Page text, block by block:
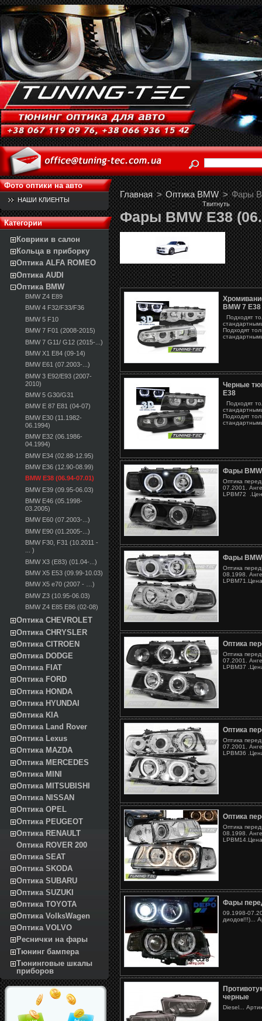
Фото оптики на авто
НАШИ КЛИЕНТЫ
Категории
Коврики в салон
Кольца в приборку
Оптика ALFA ROMEO
Оптика AUDI
Оптика BMW
BMW Z4 E89
BMW 4 F32/F33/F36
BMW 5 F10
BMW 7 F01 (2008-2015)
BMW 7 G11/ G12 (2015-...)
BMW X1 E84 (09-14)
BMW E61 (07.2003-...)
BMW 3 E92/E93 (2007-
2010)
BMW 5 G30/G31
BMW E 87 E81 (04-07)
BMW E30 (11.1982-
06.1994)
BMW E32 (06.1986-
04.1994)
BMW E34 (02.88-12.95)
BMW E36 (12.90-08.99)
BMW E38 (06.94-07.01)
BMW E39 (09.95-06.03)
BMW E46 (05.1998-
03.2005)
BMW E60 (07.2003-...)
BMW E90 (01.2005-...)
BMW F30, F31 (10.2011 -
... )
BMW X3 (E83) (01.04-...)
BMW X5 E53 (09.99-10.03)
BMW X5 e70 (2007 - …)
BMW Z3 (10.95-06.03)
BMW Z4 E85 E86 (02-08)
Оптика CHEVROLET
Оптика CHRYSLER
Оптика CITROEN
Оптика DODGE
Оптика FIAT
Оптика FORD
Оптика HONDA
Оптика HYUNDAI
Оптика KIA
Оптика Land Rover
Оптика Lexus
Оптика MAZDA
Оптика MERCEDES
Оптика MINI
Оптика MITSUBISHI
Оптика NISSAN
Оптика OPEL
Оптика PEUGEOT
Оптика RENAULT
Оптика ROVER 200
Оптика SEAT
Оптика SKODA
Оптика SUBARU
Оптика SUZUKI
Оптика TOYOTA
Оптика VolksWagen
Оптика VOLVO
Реснички на фары
Тюнинг бампера
Тюнинговые шкалы
приборов
Главная > Оптика BMW > Фары
Твитнуть
Фары BMW E38
BMW 7 E38
Подходят
Подходят
Черные
E38
Подходят
Подходят
Фары BMW
Оптика
07.2001.
LPBM72
Фары BMW
Оптика
08.1998.
Оптика
Оптика
07.2001.
LPBM37
Оптика
Оптика
07.2001.
LPBM36
Оптика
Оптика
08.1998.
Фары
09.1998-
диодов!!!)...
черные
Diesel...